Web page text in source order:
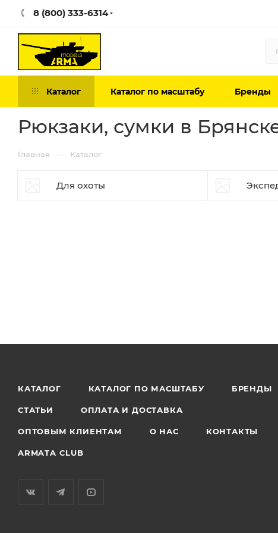
8 (800) 333-6314
Каталог Каталог по масштабу Бренды
Рюкзаки, сумки в
Главная — Каталог
Для охоты
КАТАЛОГ КАТАЛОГ ПО МАСШТАБУ БРЕНДЫ
СТАТЬИ ОПЛАТА И ДОСТАВКА
ОПТОВЫМ КЛИЕНТАМ О НАС КОНТАКТЫ
ARMATA CLUB